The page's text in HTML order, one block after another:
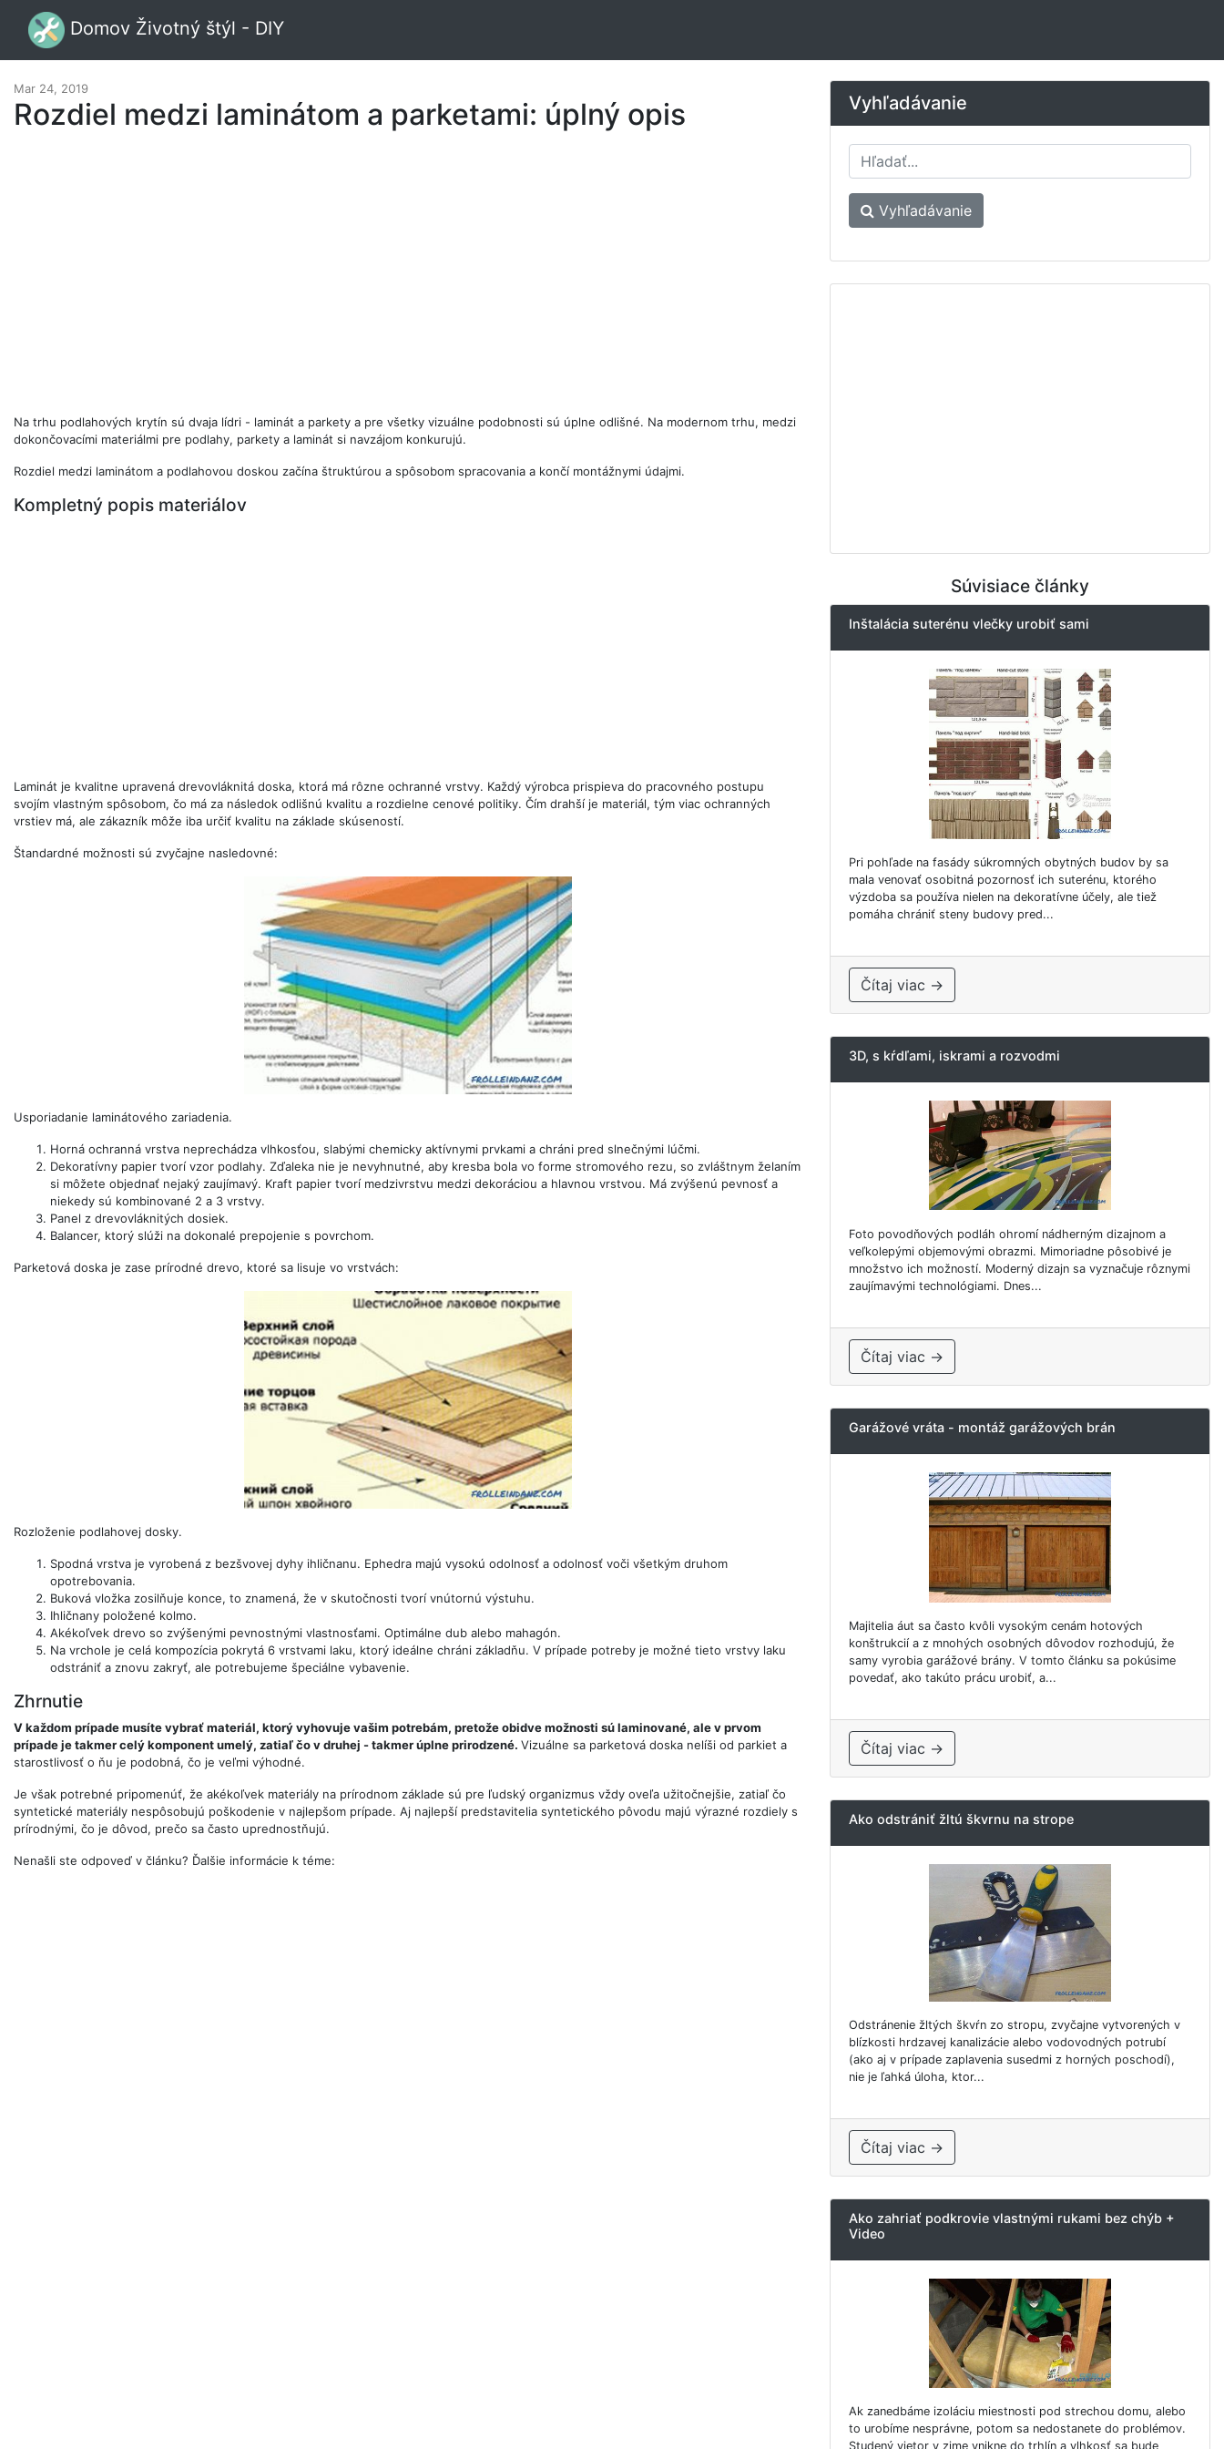
Domov Životný štýl - DIY
Mar 24, 2019
Rozdiel medzi laminátom a parketami: úplný opis
Na trhu podlahových krytín sú dvaja lídri - laminát a parkety a pre všetky vizuálne podobnosti sú úplne odlišné. Na modernom trhu, medzi
dokončovacími materiálmi pre podlahy, parkety a laminát si navzájom konkurujú.
Rozdiel medzi laminátom a podlahovou doskou začína štruktúrou a spôsobom spracovania a končí montážnymi údajmi.
Kompletný popis materiálov
Laminát je kvalitne upravená drevovláknitá doska, ktorá má rôzne ochranné vrstvy. Každý výrobca prispieva do pracovného postupu
svojím vlastným spôsobom, čo má za následok odlišnú kvalitu a rozdielne cenové politiky. Čím drahší je materiál, tým viac ochranných
vrstiev má, ale zákazník môže iba určiť kvalitu na základe skúseností.
Štandardné možnosti sú zvyčajne nasledovné:
Usporiadanie laminátového zariadenia.
Horná ochranná vrstva neprechádza vlhkosťou, slabými chemicky aktívnymi prvkami a chráni pred slnečnými lúčmi.
Dekoratívny papier tvorí vzor podlahy. Zďaleka nie je nevyhnutné, aby kresba bola vo forme stromového rezu, so zvláštnym želaním
si môžete objednať nejaký zaujímavý. Kraft papier tvorí medzivrstvu medzi dekoráciou a hlavnou vrstvou. Má zvýšenú pevnosť a
niekedy sú kombinované 2 a 3 vrstvy.
Panel z drevovláknitých dosiek.
Balancer, ktorý slúži na dokonalé prepojenie s povrchom.
Parketová doska je zase prírodné drevo, ktoré sa lisuje vo vrstvách:
Rozloženie podlahovej dosky.
Spodná vrstva je vyrobená z bezšvovej dyhy ihličnanu. Ephedra majú vysokú odolnosť a odolnosť voči všetkým druhom
opotrebovania.
Buková vložka zosilňuje konce, to znamená, že v skutočnosti tvorí vnútornú výstuhu.
Ihličnany položené kolmo.
Akékoľvek drevo so zvýšenými pevnostnými vlastnosťami. Optimálne dub alebo mahagón.
Na vrchole je celá kompozícia pokrytá 6 vrstvami laku, ktorý ideálne chráni základňu. V prípade potreby je možné tieto vrstvy laku
odstrániť a znovu zakryť, ale potrebujeme špeciálne vybavenie.
Zhrnutie
V každom prípade musíte vybrať materiál, ktorý vyhovuje vašim potrebám, pretože obidve možnosti sú laminované, ale v prvom
prípade je takmer celý komponent umelý, zatiaľ čo v druhej - takmer úplne prirodzené. Vizuálne sa parketová doska nelíši od parkiet a
starostlivosť o ňu je podobná, čo je veľmi výhodné.
Je však potrebné pripomenúť, že akékoľvek materiály na prírodnom základe sú pre ľudský organizmus vždy oveľa užitočnejšie, zatiaľ čo
syntetické materiály nespôsobujú poškodenie v najlepšom prípade. Aj najlepší predstavitelia syntetického pôvodu majú výrazné rozdiely s
prírodnými, čo je dôvod, prečo sa často uprednostňujú.
Nenašli ste odpoveď v článku? Ďalšie informácie k téme:
Vyhľadávanie
Vyhľadávanie
Súvisiace články
Inštalácia suterénu vlečky urobiť sami
Pri pohľade na fasády súkromných obytných budov by sa
mala venovať osobitná pozornosť ich suterénu, ktorého
výzdoba sa používa nielen na dekoratívne účely, ale tiež
pomáha chrániť steny budovy pred...
Čítaj viac →
3D, s kŕdľami, iskrami a rozvodmi
Foto povodňových podláh ohromí nádherným dizajnom a
veľkolepými objemovými obrazmi. Mimoriadne pôsobivé je
množstvo ich možností. Moderný dizajn sa vyznačuje rôznymi
zaujímavými technológiami. Dnes...
Čítaj viac →
Garážové vráta - montáž garážových brán
Majitelia áut sa často kvôli vysokým cenám hotových
konštrukcií a z mnohých osobných dôvodov rozhodujú, že
samy vyrobia garážové brány. V tomto článku sa pokúsime
povedať, ako takúto prácu urobiť, a...
Čítaj viac →
Ako odstrániť žltú škvrnu na strope
Odstránenie žltých škvŕn zo stropu, zvyčajne vytvorených v
blízkosti hrdzavej kanalizácie alebo vodovodných potrubí
(ako aj v prípade zaplavenia susedmi z horných poschodí),
nie je ľahká úloha, ktor...
Čítaj viac →
Ako zahriať podkrovie vlastnými rukami bez chýb +
Video
Ak zanedbáme izoláciu miestnosti pod strechou domu, alebo
to urobíme nesprávne, potom sa nedostanete do problémov.
Studený vietor v zime vnikne do trhlín a vlhkosť sa bude